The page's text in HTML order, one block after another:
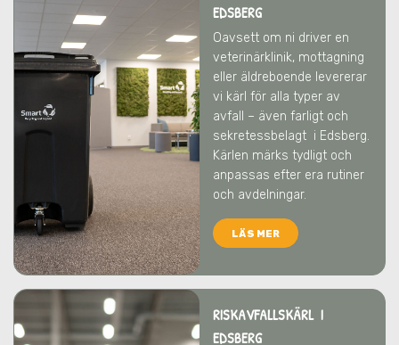
EDSBERG
Oavsett om ni driver en
veterinärklinik, mottagning
eller äldreboende levererar
vi kärl för alla typer av
avfall – även farligt och
sekretessbelagt i Edsberg.
Kärlen märks tydligt och
anpassas efter era rutiner
och avdelningar.
LÄS MER
RISKAVFALLSKÄRL I
EDSBERG